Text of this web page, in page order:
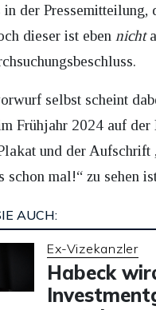
der
dieser ist eben nicht
selbst scheint
Frühjahr 2024 auf
und der Aufschrift
mal!“ zu sehen
AUCH:
Ex-Vizekanzler
Habeck